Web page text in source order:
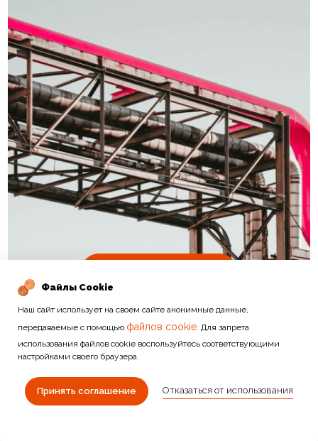
ДРУГИЕ КАТЕГОРИИ
Файлы Cookie
Наш сайт использует на своем сайте анонимные данные,
передаваемые с помощью файлов cookie. Для запрета
использования файлов cookie воспользуйтесь соответствующими
настройками своего браузера.
Отказаться от использования
Принять соглашение